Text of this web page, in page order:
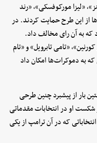
«لیزا مورکوفسکی»، «رند
از این طرح حمایت کردند. در
که به آن رای مخالف داد.
«تامی تابرویل» و «تام
به دموکرات‌ها امکان داد
بار از پیشبرد چنین طرحی
او در انتخابات مقدماتی
که در آن ترامپ از یکی